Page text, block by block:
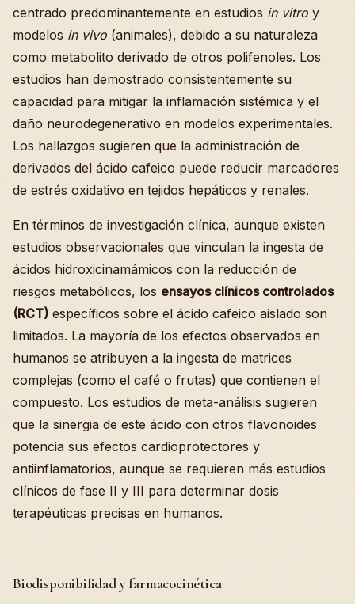
centrado predominantemente en estudios in vitro y
modelos in vivo (animales), debido a su naturaleza
como metabolito derivado de otros polifenoles. Los
estudios han demostrado consistentemente su
capacidad para mitigar la inflamación sistémica y el
daño neurodegenerativo en modelos experimentales.
Los hallazgos sugieren que la administración de
derivados del ácido cafeico puede reducir marcadores
de estrés oxidativo en tejidos hepáticos y renales.
En términos de investigación clínica, aunque existen
estudios observacionales que vinculan la ingesta de
ácidos hidroxicinamámicos con la reducción de
riesgos metabólicos, los ensayos clínicos controlados
(RCT) específicos sobre el ácido cafeico aislado son
limitados. La mayoría de los efectos observados en
humanos se atribuyen a la ingesta de matrices
complejas (como el café o frutas) que contienen el
compuesto. Los estudios de meta-análisis sugieren
que la sinergia de este ácido con otros flavonoides
potencia sus efectos cardioprotectores y
antiinflamatorios, aunque se requieren más estudios
clínicos de fase II y III para determinar dosis
terapéuticas precisas en humanos.
Biodisponibilidad y farmacocinética